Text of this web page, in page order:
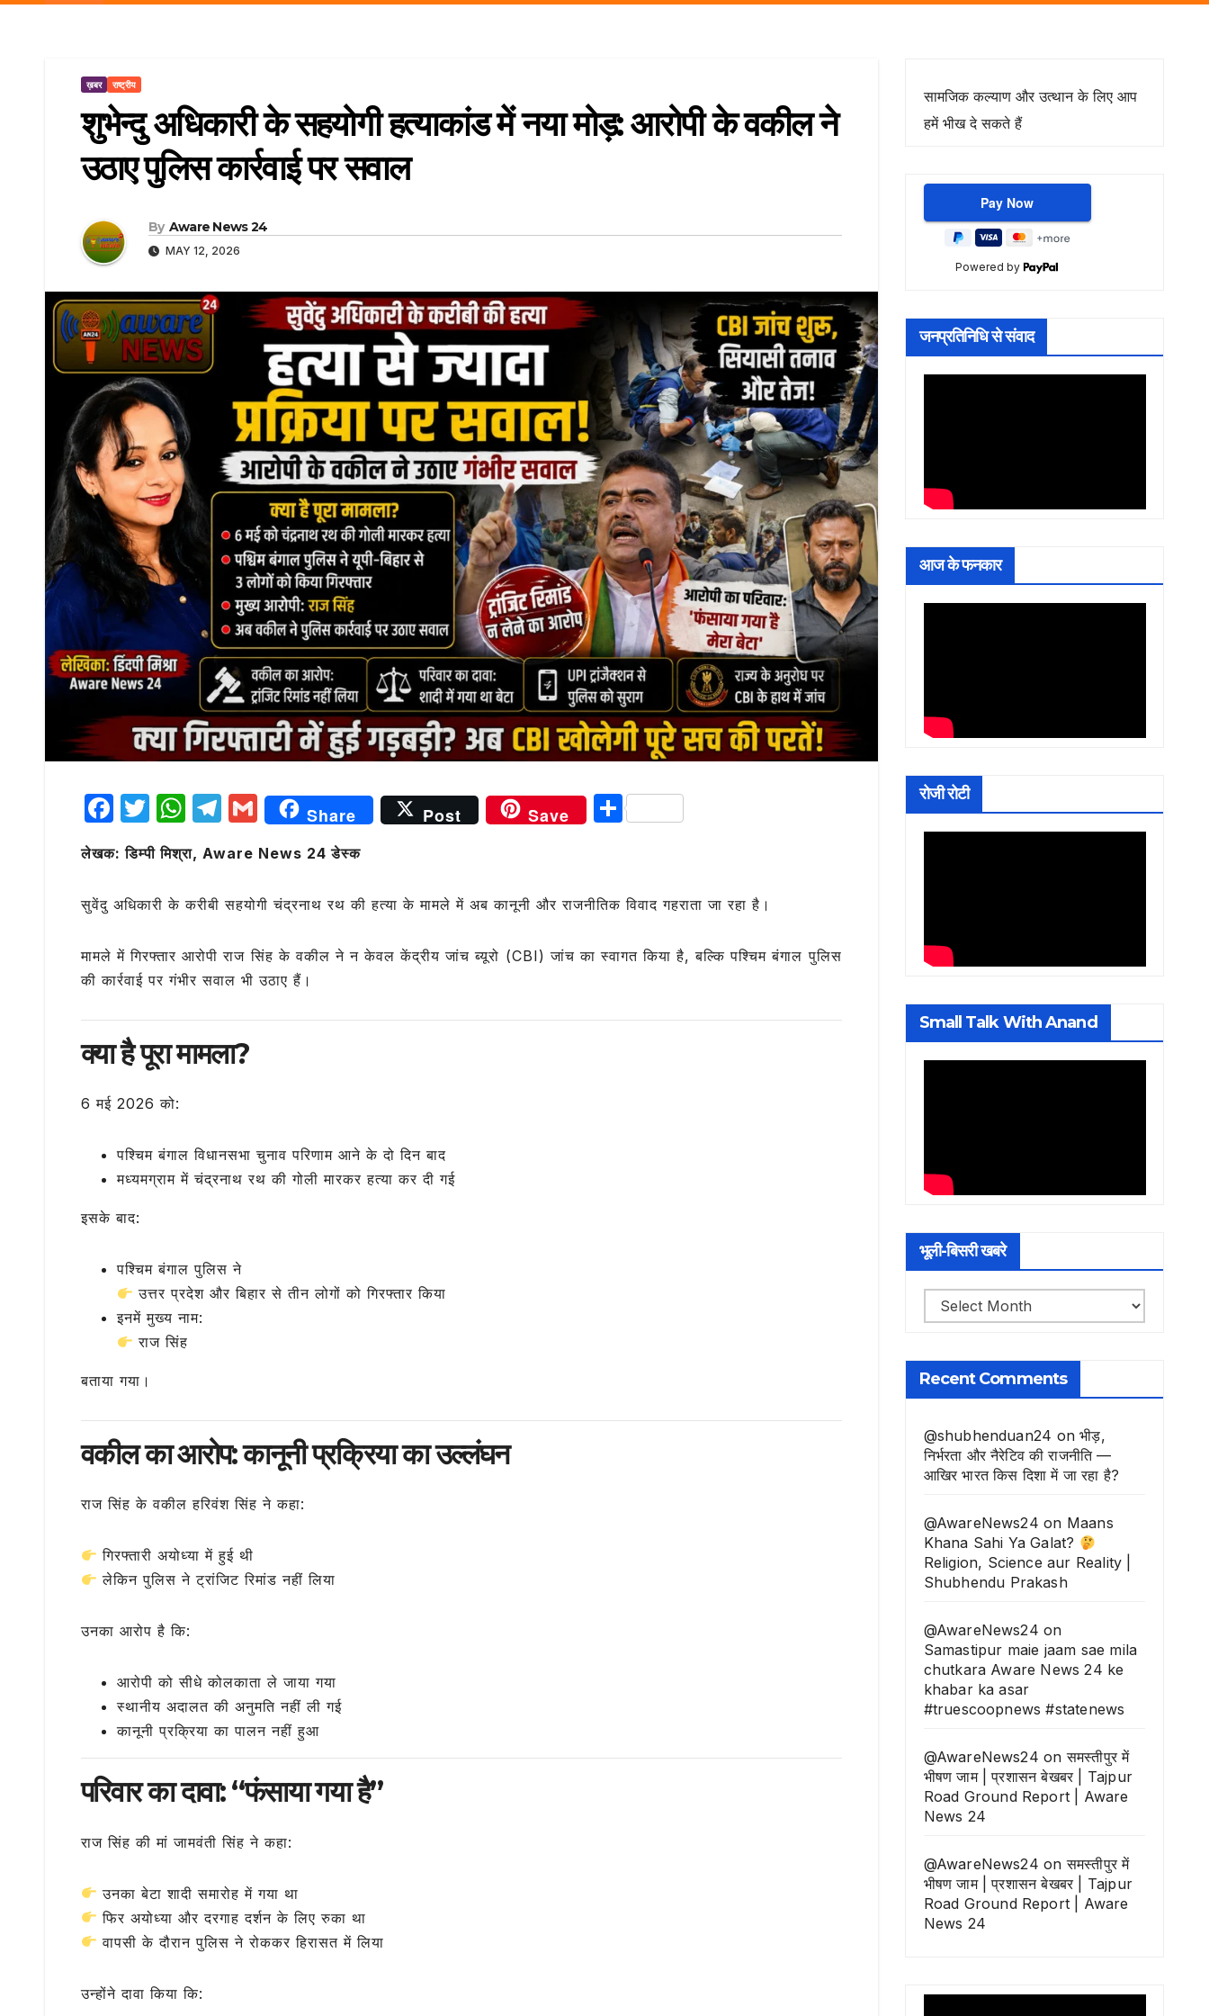
ख़बर राष्ट्रीय
शुभेन्दु अधिकारी के सहयोगी हत्याकांड में नया मोड़: आरोपी के वकील ने
उठाए पुलिस कार्रवाई पर सवाल
By Aware News 24
MAY 12, 2026
F
a
c
e
o
o
T
w
it
te
W
at
s
p
p
T
e
g
ra
m
G
m
ai
l
Share Post Save
S
e
लेखक: डिम्पी मिश्रा, Aware News 24 डेस्क
सुवेंदु अधिकारी के करीबी सहयोगीचंद्रनाथ रथ की हत्या के मामले में अब कानूनी और राजनीतिक विवाद गहराता जा रहा है।
मामले में गिरफ्तार आरोपी राज सिंह के वकील ने न केवलकेंद्रीय जांच ब्यूरो (CBI) जांच का स्वागत किया है, बल्कि पश्चिम बंगाल पुलिस
की कार्रवाई पर गंभीर सवाल भी उठाए हैं।
क्या है पूरा मामला?
6 मई 2026 को:
पश्चिम बंगाल विधानसभा चुनाव परिणाम आने के दो दिन बाद
मध्यमग्राम में चंद्रनाथ रथ की गोली मारकर हत्या कर दी गई
इसके बाद:
पश्चिम बंगाल पुलिस ने
उत्तर प्रदेश और बिहार से तीन लोगों को गिरफ्तार किया
इनमें मुख्य नाम:
राज सिंह
बताया गया।
वकील का आरोप: कानूनी प्रक्रिया का उल्लंघन
राज सिंह के वकीलहरिवंश सिंह ने कहा:
गिरफ्तारी अयोध्या में हुई थी
लेकिन पुलिस ने ट्रांजिट रिमांड नहीं लिया
उनका आरोप है कि:
आरोपी को सीधे कोलकाता ले जाया गया
स्थानीय अदालत की अनुमति नहीं ली गई
कानूनी प्रक्रिया का पालन नहीं हुआ
परिवार का दावा: “फंसाया गया है”
राज सिंह की मांजामवंती सिंह ने कहा:
उनका बेटा शादी समारोह में गया था
फिर अयोध्या और दरगाह दर्शन के लिए रुका था
वापसी के दौरान पुलिस ने रोककर हिरासत में लिया
उन्होंने दावा किया कि:
सामजिक कल्याण और उत्थान के लिए आप
हमें भीख दे सकते हैं
Powered by
जनप्रतिनिधि से संवाद
आज के फनकार
रोजी रोटी
Small Talk With Anand
भूली-बिसरी खबरे
भूली-
बिसरी
Recent Comments
@shubhenduan24 onभीड़,
निर्भरता और नैरेटिव की राजनीति —
आखिर भारत किस दिशा में जा रहा है?
@AwareNews24 on Maans
Khana Sahi Ya Galat?
Religion, Science aur Reality |
Shubhendu Prakash
@AwareNews24 on
Samastipur maie jaam sae mila
chutkara Aware News 24 ke
khabar ka asar
#truescoopnews #statenews
@AwareNews24 onसमस्तीपुर में
भीषण जाम | प्रशासन बेखबर | Tajpur
Road Ground Report | Aware
News 24
@AwareNews24 onसमस्तीपुर में
भीषण जाम | प्रशासन बेखबर | Tajpur
Road Ground Report | Aware
News 24
r